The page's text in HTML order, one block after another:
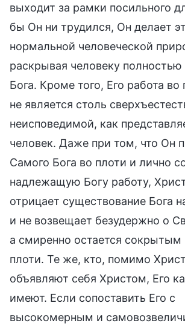
выходит за рамки посильного
бы Он ни трудился, Он делает
нормальной человеческой
раскрывая человеку
Бога. Кроме того, Его работа во
не является столь
неисповедимой, как
человек. Даже при том, что Он
Самого Бога во плоти и лично
надлежащую Богу работу,
отрицает существование Бога
и не возвещает безудержно о
а смиренно остается сокрытым
плоти. Те же, кто, помимо
объявляют себя Христом, Его
имеют. Если сопоставить Его с
высокомерным и